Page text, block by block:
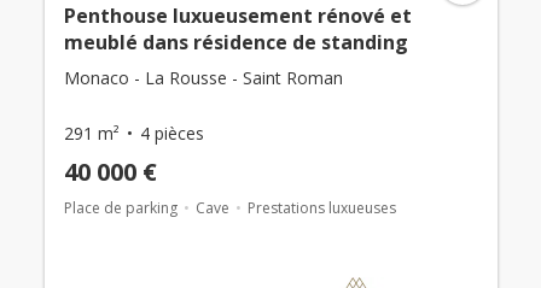
Penthouse luxueusement rénové et
meublé dans résidence de standing
Monaco - La Rousse - Saint Roman
291 m² 4 pièces
40 000 €
Place de parking Cave Prestations luxueuses